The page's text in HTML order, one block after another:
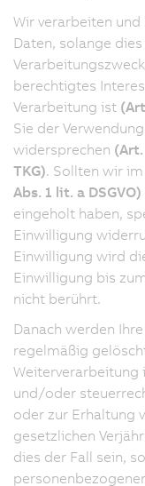
Wir verarbeiten
Daten, solange
berechtigtes
Verarbeitung ist
Sie der
widersprechen (Art.
TKG). Sollten wir
Abs. 1 lit. a DSGVO)
eingeholt haben,
Einwilligung
Einwilligung wird
Einwilligung bis
nicht berührt.
Danach werden
regelmäßig
Weiterverarbeitung
und/oder
oder zur Erhaltung
gesetzlichen
dies der Fall sein,